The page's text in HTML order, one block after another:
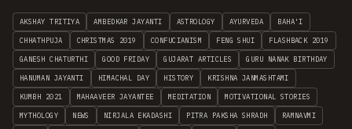
AKSHAY TRITIYA AMBEDKAR JAYANTI ASTROLOGY AYURVEDA BAHA'I
CHHATHPUJA CHRISTMAS 2019 CONFUCIANISM FENG SHUI FLASHBACK 2019
GANESH CHATURTHI GOOD FRIDAY GUJARAT ARTICLES GURU NANAK BIRTHDAY
HANUMAN JAYANTI HIMACHAL DAY HISTORY KRISHNA JANMASHTAMI
KUMBH 2021 MAHAAVEER JAYANTEE MEDITATION MOTIVATIONAL STORIES
MYTHOLOGY NEWS NIRJALA EKADASHI PITRA PAKSHA SHRADH RAMNAVMI